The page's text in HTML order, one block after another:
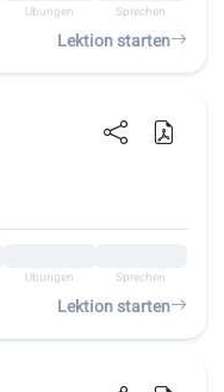
Übungen Sprechen
Lektion starten
Übungen Sprechen